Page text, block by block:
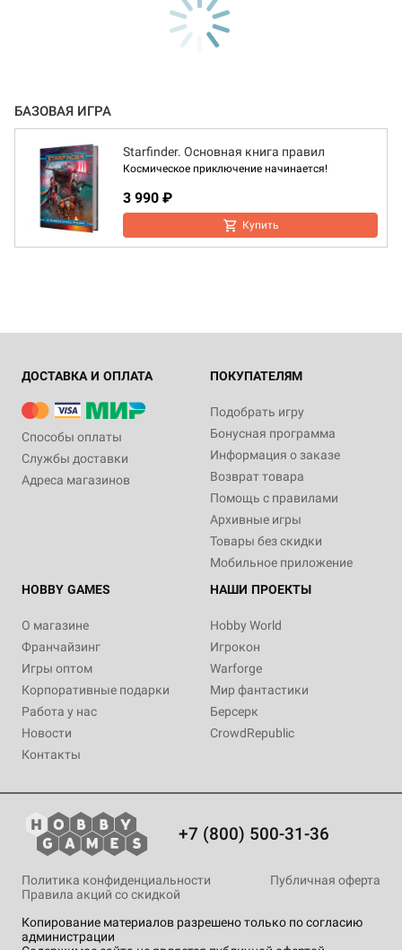
БАЗОВАЯ ИГРА
Starfinder. Основная книга правил
Космическое приключение начинается!
3 990 ₽
Купить
ДОСТАВКА И ОПЛАТА
Способы оплаты
Службы доставки
Адреса магазинов
ПОКУПАТЕЛЯМ
Подобрать игру
Бонусная программа
Информация о заказе
Возврат товара
Помощь с правилами
Архивные игры
Товары без скидки
Мобильное приложение
HOBBY GAMES
О магазине
Франчайзинг
Игры оптом
Корпоративные подарки
Работа у нас
Новости
Контакты
НАШИ ПРОЕКТЫ
Hobby World
Игрокон
Warforge
Мир фантастики
Берсерк
CrowdRepublic
+7 (800) 500-31-36
Копирование материалов разрешено только по согласию
администрации
Политика конфиденциальности
Публичная оферта
Правила акций со скидкой